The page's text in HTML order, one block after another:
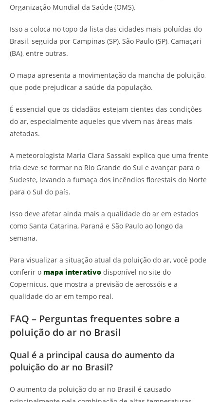
Organização Mundial da Saúde (OMS).
Isso a coloca no topo da lista das cidades mais poluídas do
Brasil, seguida por Campinas (SP), São Paulo (SP), Camaçari
(BA), entre outras.
O mapa apresenta a movimentação da mancha de poluição,
que pode prejudicar a saúde da população.
É essencial que os cidadãos estejam cientes das condições
do ar, especialmente aqueles que vivem nas áreas mais
afetadas.
A meteorologista Maria Clara Sassaki explica que uma frente
fria deve se formar no Rio Grande do Sul e avançar para o
Sudeste, levando a fumaça dos incêndios florestais do Norte
para o Sul do país.
Isso deve afetar ainda mais a qualidade do ar em estados
como Santa Catarina, Paraná e São Paulo ao longo da
semana.
Para visualizar a situação atual da poluição do ar, você pode
conferir o mapa interativo disponível no site do
Copernicus, que mostra a previsão de aerossóis e a
qualidade do ar em tempo real.
FAQ – Perguntas frequentes sobre a
poluição do ar no Brasil
Qual é a principal causa do aumento da
poluição do ar no Brasil?
O aumento da poluição do ar no Brasil é causado